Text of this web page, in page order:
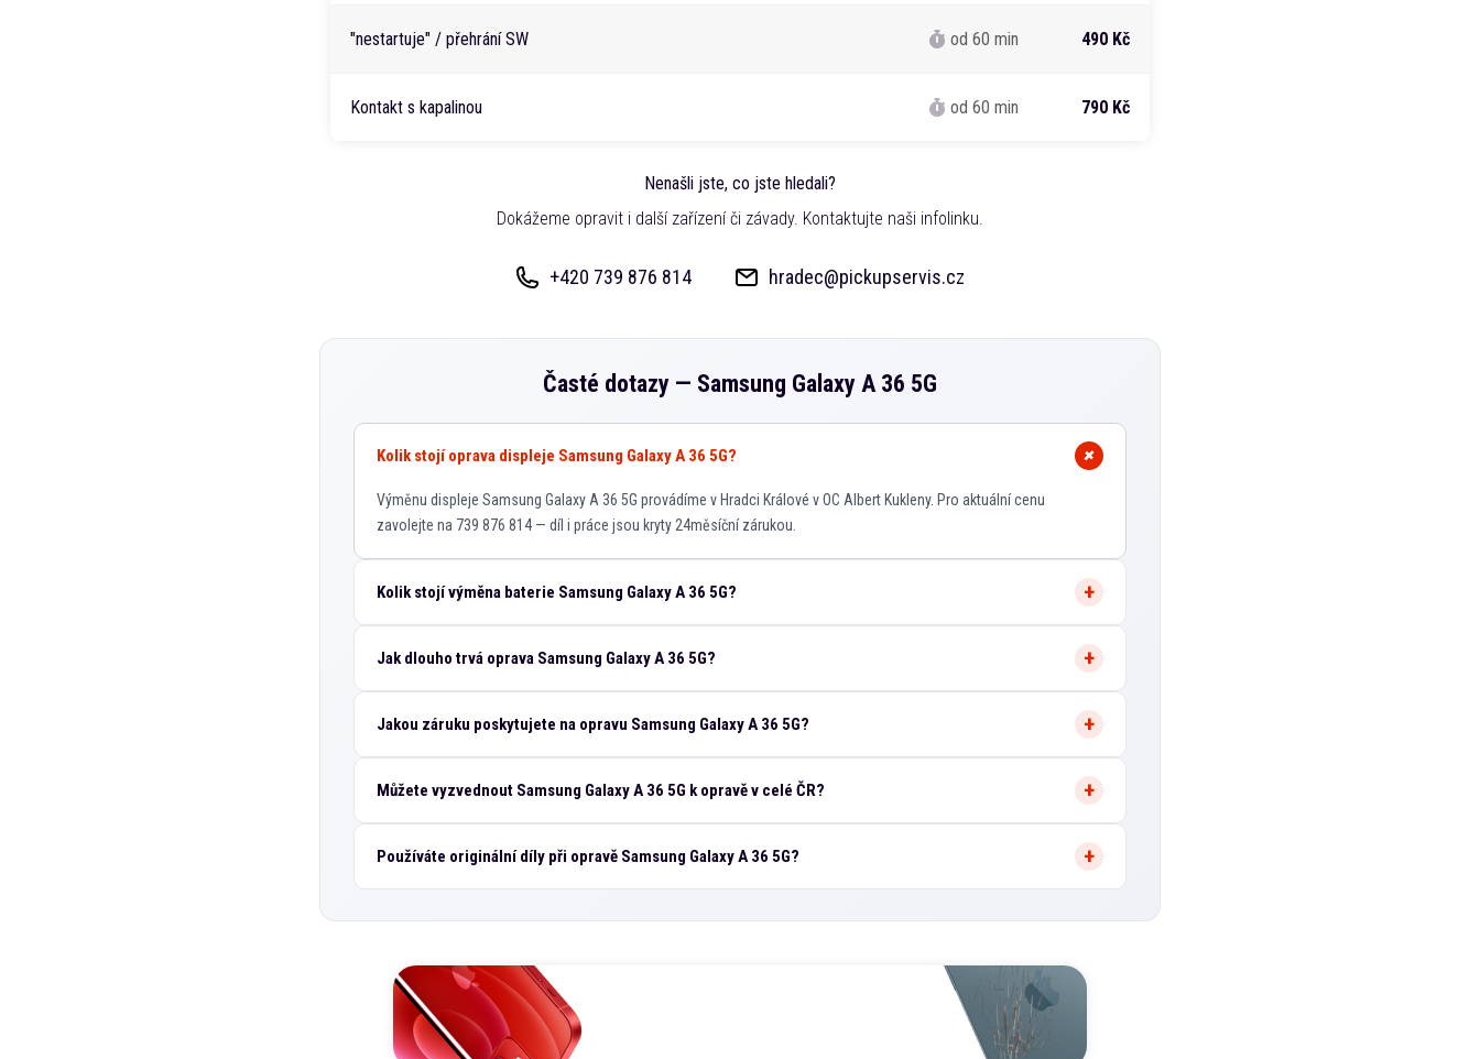
"nestartuje" / přehrání SW od 60 min 490 Kč
Kontakt s kapalinou od 60 min 790 Kč
Nenašli jste, co jste hledali?
Dokážeme opravit i další zařízení či závady. Kontaktujte naši infolinku.
+420 739 876 814 hradec@pickupservis.cz
Časté dotazy — Samsung Galaxy A 36 5G
Kolik stojí oprava displeje Samsung Galaxy A 36 5G?
Výměnu displeje Samsung Galaxy A 36 5G provádíme v Hradci Králové v OC Albert Kukleny. Pro aktuální cenu
zavolejte na 739 876 814 — díl i práce jsou kryty 24měsíční zárukou.
Kolik stojí výměna baterie Samsung Galaxy A 36 5G?
Jak dlouho trvá oprava Samsung Galaxy A 36 5G?
Jakou záruku poskytujete na opravu Samsung Galaxy A 36 5G?
Můžete vyzvednout Samsung Galaxy A 36 5G k opravě v celé ČR?
Používáte originální díly při opravě Samsung Galaxy A 36 5G?